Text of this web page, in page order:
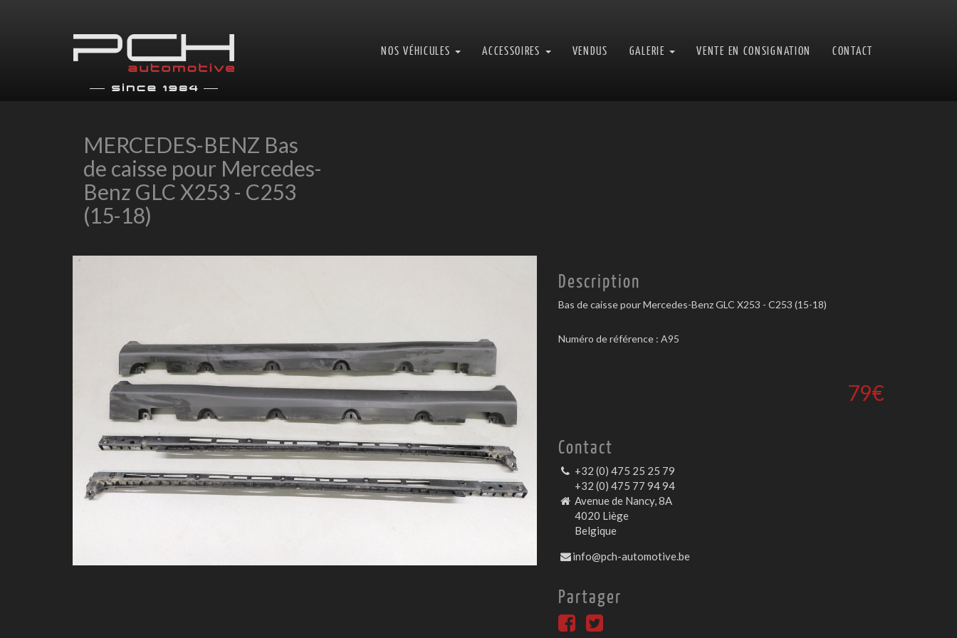
NOS VÉHICULES ACCESSOIRES VENDUS GALERIE VENTE EN CONSIGNATION CONTACT
MERCEDES-BENZ Bas
de caisse pour Mercedes-
Benz GLC X253 - C253
(15-18)
Description
Bas de caisse pour Mercedes-Benz GLC X253 - C253 (15-18)
Numéro de référence : A95
79€
Contact
+32 (0) 475 25 25 79
+32 (0) 475 77 94 94
Avenue de Nancy, 8A
4020 Liège
Belgique
info@pch-automotive.be
Partager